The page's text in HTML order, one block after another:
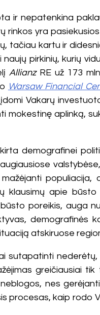
ir nepatenkina
rinkos yra
tačiau kartu ir
pirkinių, kurių
AllianzRE už 173
Warsaw Financial
Vakarų
aplinką,
demografinei
klausimų apie
poreikis, auga
atskiruose
sutapatinti
greičiausiai
nes
procesas, kaip rodo